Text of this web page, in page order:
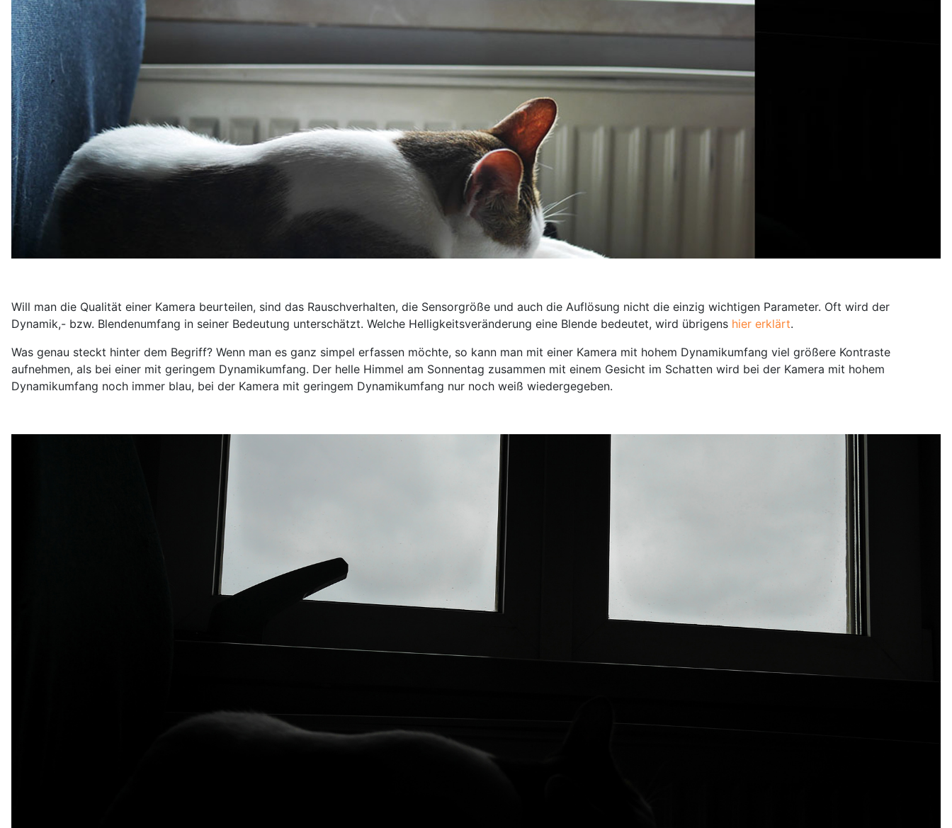
Will man die Qualität einer Kamera beurteilen, sind das Rauschverhalten, die Sensorgröße und auch die Auflösung nicht die einzig wichtigen Parameter. Oft wird der
Dynamik,- bzw. Blendenumfang in seiner Bedeutung unterschätzt. Welche Helligkeitsveränderung eine Blende bedeutet, wird übrigens hier erklärt.
Was genau steckt hinter dem Begriff? Wenn man es ganz simpel erfassen möchte, so kann man mit einer Kamera mit hohem Dynamikumfang viel größere Kontraste
aufnehmen, als bei einer mit geringem Dynamikumfang. Der helle Himmel am Sonnentag zusammen mit einem Gesicht im Schatten wird bei der Kamera mit hohem
Dynamikumfang noch immer blau, bei der Kamera mit geringem Dynamikumfang nur noch weiß wiedergegeben.